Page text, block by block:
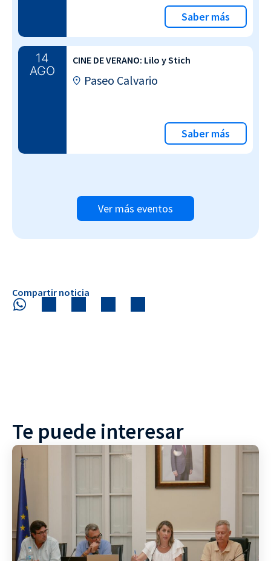
Saber más
14
AGO
CINE DE VERANO: Lilo y Stich
Paseo Calvario
Saber más
Ver más eventos
Compartir noticia
Te puede interesar